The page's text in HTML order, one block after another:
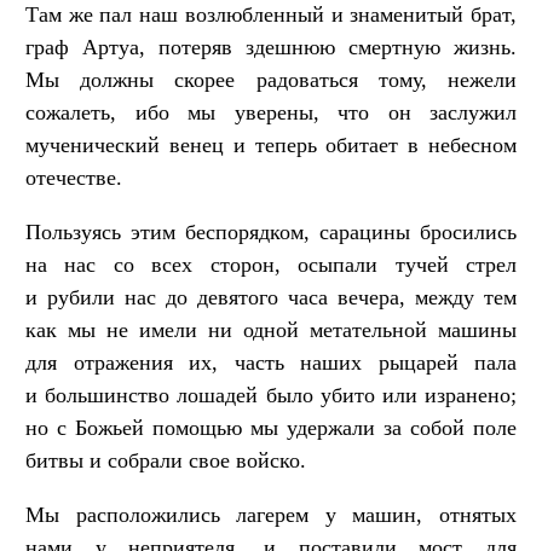
Там же пал наш возлюбленный и знаменитый брат,
граф Артуа, потеряв здешнюю смертную жизнь.
Мы должны скорее радоваться тому, нежели
сожалеть, ибо мы уверены, что он заслужил
мученический венец и теперь обитает в небесном
отечестве.
Пользуясь этим беспорядком, сарацины бросились
на нас со всех сторон, осыпали тучей стрел
и рубили нас до девятого часа вечера, между тем
как мы не имели ни одной метательной машины
для отражения их, часть наших рыцарей пала
и большинство лошадей было убито или изранено;
но с Божьей помощью мы удержали за собой поле
битвы и собрали свое войско.
Мы расположились лагерем у машин, отнятых